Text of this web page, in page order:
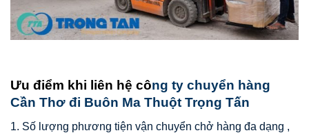
Ưu điểm khi liên hệ công ty chuyển hàng
Cần Thơ đi Buôn Ma Thuột Trọng Tấn
1. Số lượng phương tiện vận chuyển chở hàng đa dạng ,